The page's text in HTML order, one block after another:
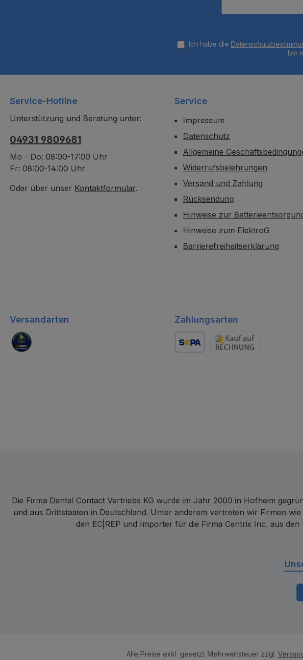
Ich habe die
bin
Service-Hotline
Unterstützung und Beratung unter:
04931 9809681
Mo - Do: 08:00-17:00 Uhr
Fr: 08:00-14:00 Uhr
Oder über unser Kontaktformular.
Service
Impressum
Datenschutz
Allgemeine
Widerrufsbelehrungen
Versand und Zahlung
Rücksendung
Hinweise zur
Hinweise zum ElektroG
Barrierefreiheitserklärung
Versandarten Zahlungsarten
Die Firma Dental Contact Vertriebs KG wurde im Jahr 2000 in Hofheim
und aus Drittstaaten in Deutschland. Unter anderem vertreten wir Firmen
den EC|REP und Importer für die Firma Centrix Inc. aus
Alle Preise exkl. gesetzl. Mehrwertsteuer zzgl.